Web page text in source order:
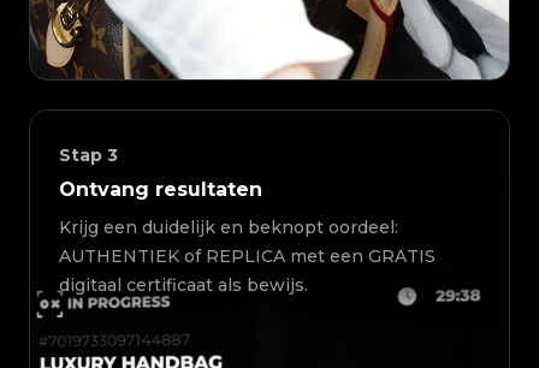
Stap 3
Ontvang resultaten
Krijg een duidelijk en beknopt oordeel:
AUTHENTIEK of REPLICA met een GRATIS
digitaal certificaat als bewijs.